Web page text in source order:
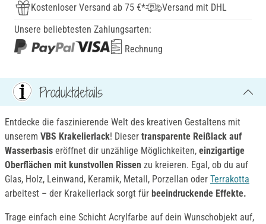
Kostenloser Versand ab 75 €*
Versand mit DHL
Unsere beliebtesten Zahlungsarten:
Rechnung
Produktdetails
Entdecke die faszinierende Welt des kreativen Gestaltens mit
unserem VBS Krakelierlack! Dieser transparente Reißlack auf
Wasserbasis eröffnet dir unzählige Möglichkeiten, einzigartige
Oberflächen mit kunstvollen Rissen zu kreieren. Egal, ob du auf
Glas, Holz, Leinwand, Keramik, Metall, Porzellan oder Terrakotta
arbeitest – der Krakelierlack sorgt für beeindruckende Effekte.
Trage einfach eine Schicht Acrylfarbe auf dein Wunschobjekt auf,